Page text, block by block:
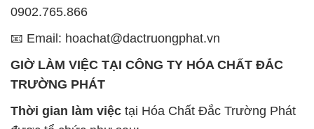
0902.765.866
📧 Email: hoachat@dactruongphat.vn
GIỜ LÀM VIỆC TẠI CÔNG TY HÓA CHẤT ĐẮC
TRƯỜNG PHÁT
Thời gian làm việc tại Hóa Chất Đắc Trường Phát